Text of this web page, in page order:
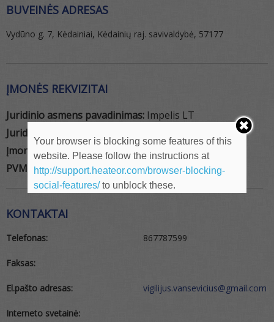
BUVEINĖS ADRESAS
Vydūno g. 7, Kėdainiai, Kėdainių raj. savivaldybė, 57177
ĮMONĖS REKVIZITAI
Juridinio asmens pavadinimas: Impelis LT
Juridinio asmens tipas:
Įmonės kodas: 304099584
PVM kodas: LT100011210717
KONTAKTAI
Telefonas:
Faksas:
El.pašto adresas:
Interneto svetainė:
867787599
vigilijus.vansevicius@gmail.com
Your browser is blocking some features of this
website. Please follow the instructions at
http://support.heateor.com/browser-blocking-
social-features/to unblock these.